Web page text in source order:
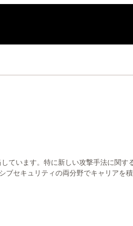
います。特に新しい攻撃手法に関す
セキュリティの両分野でキャリアを